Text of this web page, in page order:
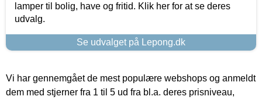
lamper til bolig, have og fritid. Klik her for at se deres
udvalg.
Se udvalget på Lepong.dk
Vi har gennemgået de mest populære webshops og anmeldt
dem med stjerner fra 1 til 5 ud fra bl.a. deres prisniveau,